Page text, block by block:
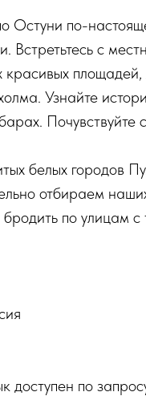
Остуни по-
Встретьтесь с
красивых
Узнайте
белых городов
отбираем
бродить по улицам
доступен по